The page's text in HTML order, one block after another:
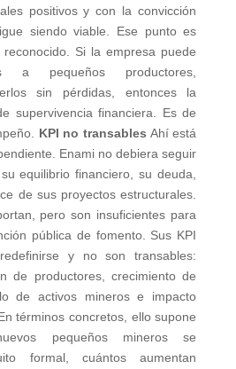
positivos y con la convicción
siendo viable. Ese punto es
Si la empresa puede
a pequeños productores,
sin pérdidas, entonces la
supervivencia financiera. Es de
KPI no transables Ahí está
Enami no debiera seguir
equilibrio financiero, su deuda,
de sus proyectos estructurales.
pero son insuficientes para
pública de fomento. Sus KPI
y no son transables:
de productores, crecimiento de
de activos mineros e impacto
términos concretos, ello supone
pequeños mineros se
formal, cuántos aumentan